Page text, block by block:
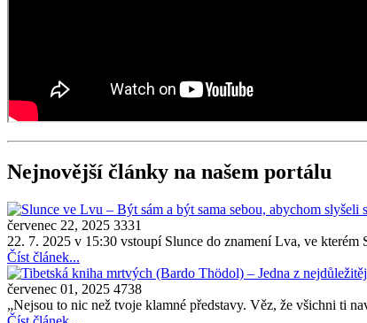
Nejnovější články na našem portálu
červenec 22, 2025 3331
22. 7. 2025 v 15:30 vstoupí Slunce do znamení Lva, ve kterém
Číst článek...
červenec 01, 2025 4738
„Nejsou to nic než tvoje klamné představy. Věz, že všichni ti